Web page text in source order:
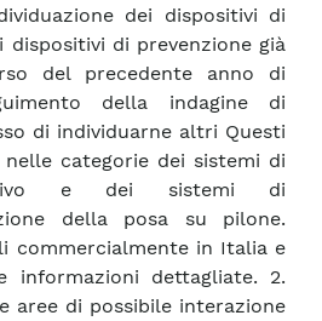
dei dispositivi di
dispositivi di prevenzione già
del precedente anno di
della indagine di
di individuarne altri Questi
categorie dei sistemi di
e dei sistemi di
della posa su pilone.
commercialmente in Italia e
informazioni dettagliate. 2.
aree di possibile interazione